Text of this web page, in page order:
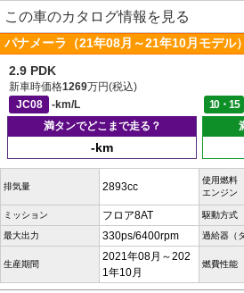
この車のカタログ情報を見る
パナメーラ（21年08月～21年10月モデル
2.9 PDK
新車時価格1269万円(税込)
JC08
-km/L 10・15
満タンでどこまで走る？
-km
排気量 2893cc
使用燃料
エンジン
ミッション フロア8AT 駆動方式
最大出力 330ps/6400rpm 過給器（
生産期間
2021年08月～202
1年10月
燃費性能